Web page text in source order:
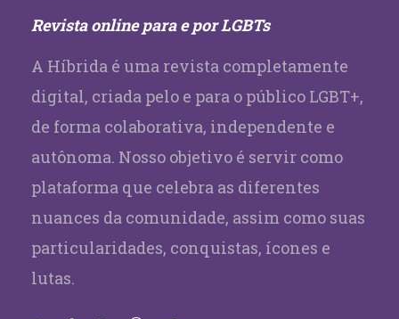
Revista online para e por LGBTs
A Híbrida é uma revista completamente
digital, criada pelo e para o público LGBT+,
de forma colaborativa, independente e
autônoma. Nosso objetivo é servir como
plataforma que celebra as diferentes
nuances da comunidade, assim como suas
particularidades, conquistas, ícones e
lutas.